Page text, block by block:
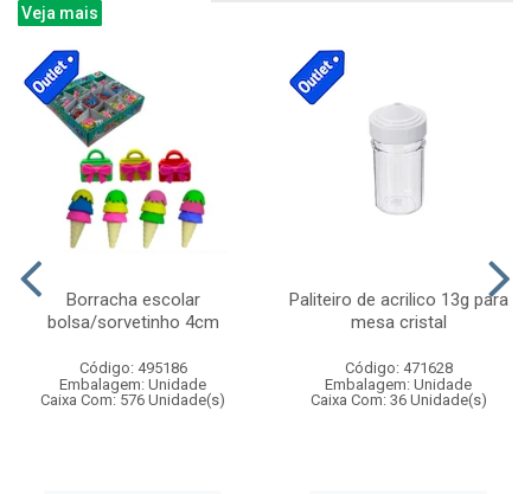
Veja mais
Borracha escolar
bolsa/sorvetinho 4cm
Código: 495186
Embalagem: Unidade
Caixa Com: 576 Unidade(s)
Paliteiro de acrilico 13g para
mesa cristal
Código: 471628
Embalagem: Unidade
Caixa Com: 36 Unidade(s)